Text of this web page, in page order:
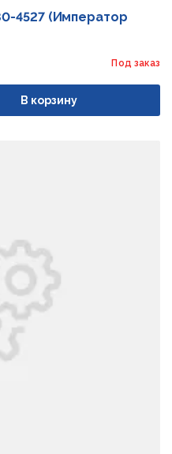
4527 (Император
Под заказ
В корзину